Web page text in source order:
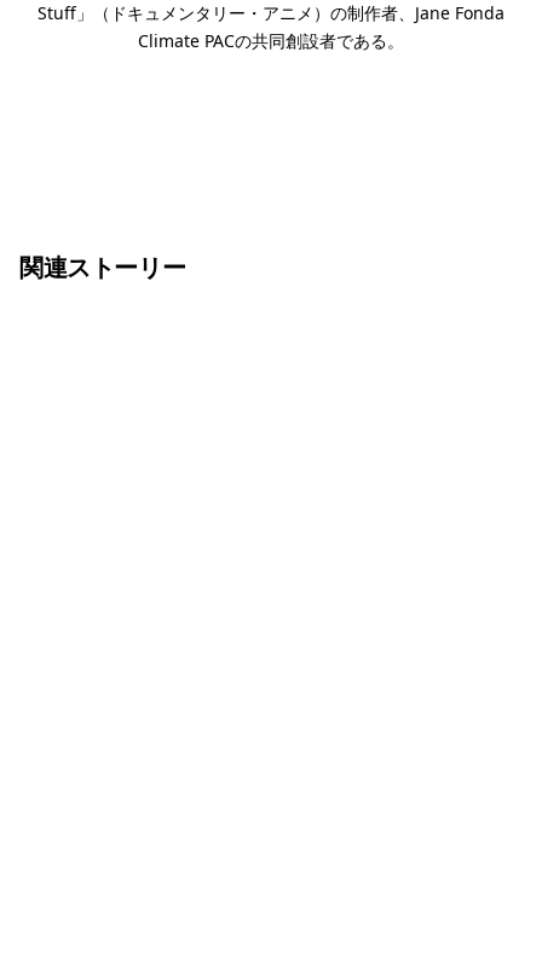
Stuff」（ドキュメンタリー・アニメ）の制作者、Jane Fonda
Climate PACの共同創設者である。
関連ストーリー